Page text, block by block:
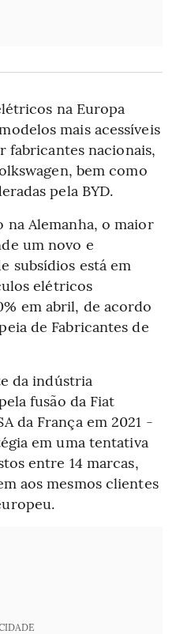
na Europa
mais acessíveis
fabricantes nacionais,
bem como
pela BYD.
na Alemanha, o maior
um novo e
subsídios está em
elétricos
em abril, de acordo
de Fabricantes de
da indústria
fusão da Fiat
da França em 2021 -
em uma tentativa
entre 14 marcas,
aos mesmos clientes